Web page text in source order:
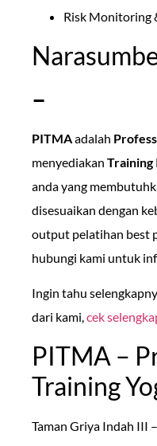
Risk Monitoring
–
PITMAadalah
menyediakan Training
anda yang
disesuaikan dengan
output pelatihan best
hubungi kami untuk
Ingin tahu
dari kami,cek
PITMA –
Training
Taman Griya Indah III